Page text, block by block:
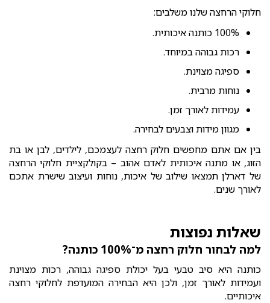
חלוקי הרחצה שלנו משלבים:
100% כותנה איכותית.
רכות גבוהה במיוחד.
ספיגה מצוינת.
נוחות מרבית.
עמידות לאורך זמן.
מגוון מידות וצבעים לבחירה.
בין אם אתם מחפשים חלוק רחצה לעצמכם, לילדים, לבן או בת
הזוג, או מתנה איכותית לאדם אהוב – בקולקציית חלוקי הרחצה
של דארלן תמצאו שילוב של איכות, נוחות ועיצוב שישרת אתכם
לאורך שנים.
שאלות נפוצות
למה לבחור חלוק רחצה מ־100% כותנה?
כותנה היא סיב טבעי בעל יכולת ספיגה גבוהה, רכות מצוינת
ועמידות לאורך זמן, ולכן היא הבחירה המועדפת לחלוקי רחצה
איכותיים.